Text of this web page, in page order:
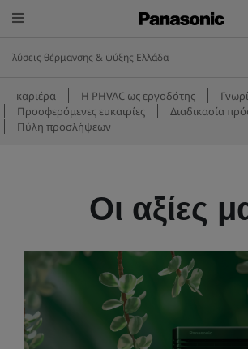
λύσεις θέρμανσης & ψύξης Ελλάδα
καριέρα Η PHVAC ως εργοδότης
Προσφερόμενες ευκαιρίες
Διαδικασία
Πύλη προσλήψεων
Οι αξίες